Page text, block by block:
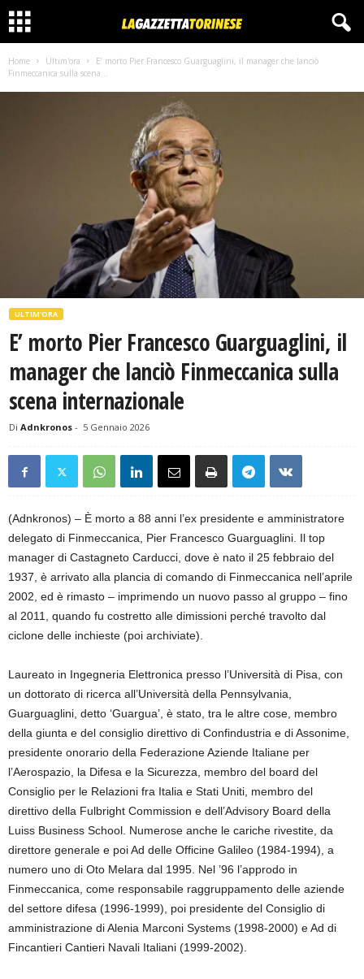
Home Ultim'ora
E’ morto Pier Francesco Guarguaglini, il manager che lanciò
Finmeccanica sulla scena...
ULTIM'ORA
E’ morto Pier Francesco Guarguaglini, il
manager che lanciò Finmeccanica sulla
scena internazionale
Di Adnkronos - 5 Gennaio 2026
(Adnkronos) – È morto a 88 anni l’ex presidente e amministratore
delegato di Finmeccanica, Pier Francesco Guarguaglini. Il top
manager di Castagneto Carducci, dove è nato il 25 febbraio del
1937, è arrivato alla plancia di comando di Finmeccanica nell’aprile
2002, ed è rimasto – imprimendo un nuovo passo al gruppo – fino
al 2011, quando fu costretto alle dimissioni perché travolto dal
ciclone delle inchieste (poi archiviate).
Laureato in Ingegneria Elettronica presso l’Università di Pisa, con
un dottorato di ricerca all’Università della Pennsylvania,
Guarguaglini, detto ‘Guargua’, è stato, tra le altre cose, membro
della giunta e del consiglio direttivo di Confindustria e di Assonime,
presidente onorario della Federazione Aziende Italiane per
l’Aerospazio, la Difesa e la Sicurezza, membro del board del
Consiglio per le Relazioni fra Italia e Stati Uniti, membro del
direttivo della Fulbright Commission e dell’Advisory Board della
Luiss Business School. Numerose anche le cariche rivestite, da
direttore generale e poi Ad delle Officine Galileo (1984-1994), a
numero uno di Oto Melara dal 1995. Nel ’96 l’approdo in
Finmeccanica, come responsabile raggruppamento delle aziende
del settore difesa (1996-1999), poi presidente del Consiglio di
amministrazione di Alenia Marconi Systems (1998-2000) e Ad di
Fincantieri Cantieri Navali Italiani (1999-2002).